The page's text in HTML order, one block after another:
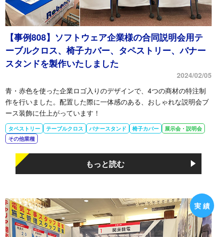
【事例808】ソフトウェア企業様の合同説明会用テ
ーブルクロス、椅子カバー、タペストリー、バナー
スタンドを製作いたしました
2024/02/05
青・赤色を使った企業ロゴ入りのデザインで、4つの商材の特注制
作を行いました。配置した際に一体感のある、おしゃれな説明会ブ
ース装飾に仕上がっています！
タペストリー テーブルクロス バナースタンド 椅子カバー
展示会・説明会
その他業種
もっと読む